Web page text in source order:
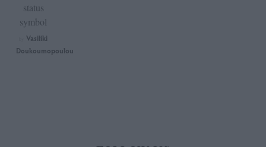
status
symbol
Vasiliki
Doukoumopoulou